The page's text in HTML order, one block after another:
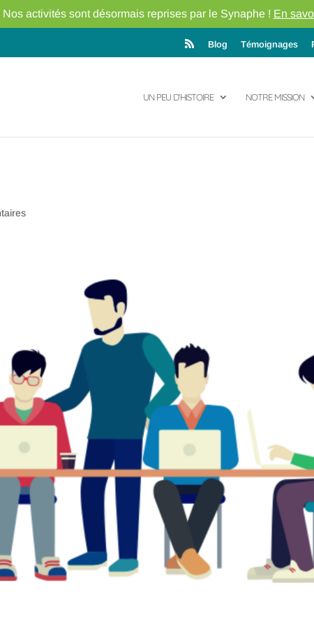
Nos activités sont désormais reprises par le Synaphe ! En
Blog Témoignages
UN PEU D’HISTOIRE NOTRE MISSION